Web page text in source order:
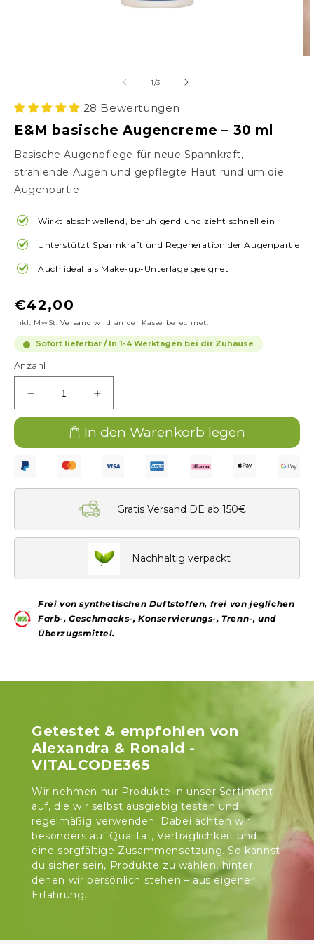
1/von
3
28 Bewertungen
E&M basische Augencreme – 30 ml
Basische Augenpflege für neue Spannkraft,
strahlende Augen und gepflegte Haut rund um die
Augenpartie
Wirkt abschwellend, beruhigend und zieht schnell ein
Unterstützt Spannkraft und Regeneration der Augenpartie
Auch ideal als Make-up-Unterlage geeignet
Normaler
Preis
€42,00
inkl. MwSt.Versand wird an der Kasse berechnet.
Sofort lieferbar / In 1-4 Werktagen bei dir Zuhause
Anzahl
Verringere
die
Menge
für
E&amp;M
Augencreme
ml
Erhöhe
die
Menge
für
E&amp;M
Augencreme
–
ml
In den Warenkorb legen
Gratis Versand DE ab 150€
Nachhaltig verpackt
Frei von synthetischen Duftstoffen, frei von jeglichen
Farb-, Geschmacks-, Konservierungs-, Trenn-, und
Überzugsmittel.
Getestet & empfohlen von
Alexandra & Ronald -
VITALCODE365
Wir nehmen nur Produkte in unser Sortiment
auf, die wir selbst ausgiebig testen und
regelmäßig verwenden. Dabei achten wir
besonders auf Qualität, Verträglichkeit und
eine sorgfältige Zusammensetzung. So kannst
du sicher sein, Produkte zu wählen, hinter
denen wir persönlich stehen – aus eigener
Erfahrung.